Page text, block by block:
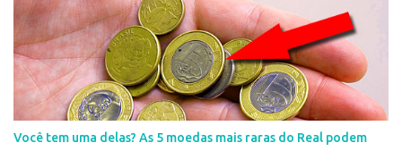
Você tem uma delas? As 5 moedas mais raras do Real podem